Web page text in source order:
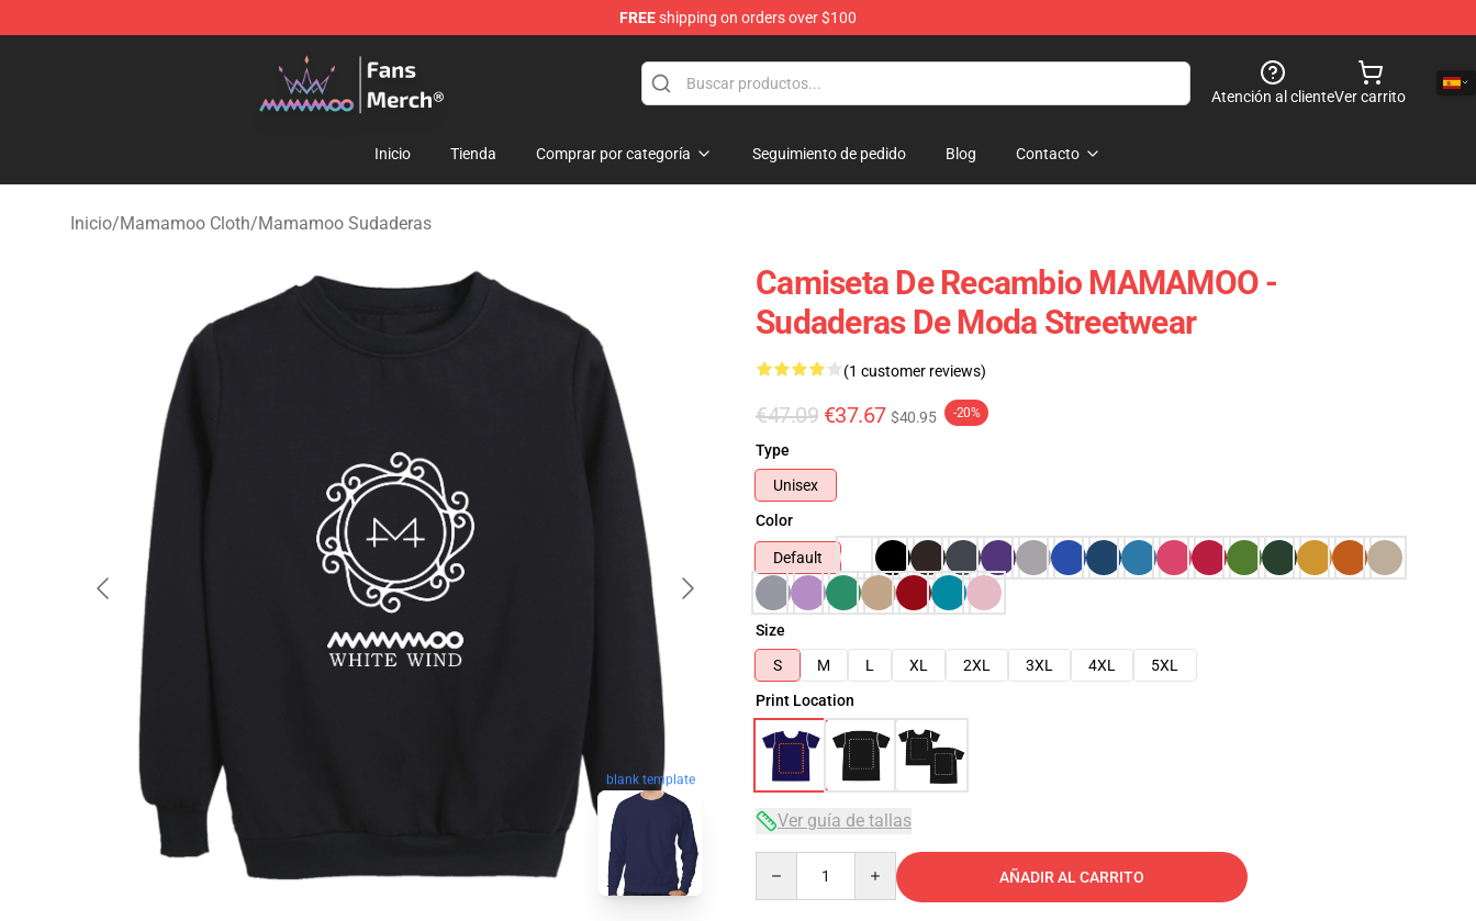
FREEshipping on orders over $100
Mamamoo Store - Official Mamamoo Merchandise Shop
Atención al clienteVer carrito
Inicio Tienda Comprar por categoría Seguimiento de pedido Blog Contacto
Inicio/Mamamoo Cloth/Mamamoo Sudaderas
blank template
Camiseta De Recambio MAMAMOO -
Sudaderas De Moda Streetwear
(1 customer reviews)
€47.09 €37.67 $40.95 -20%
Type
Unisex
Color
Default
Size
S
M L XL 2XL 3XL 4XL
5XL
Print Location
Ver guía de tallas
AÑADIR AL CARRITO